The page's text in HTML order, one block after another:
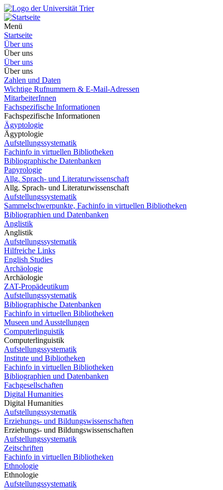
Menü
Startseite
Über uns
Über uns
Über uns
Über uns
Zahlen und Daten
Wichtige Rufnummern & E-Mail-Adressen
MitarbeiterInnen
Fachspezifische Informationen
Fachspezifische Informationen
Ägyptologie
Ägyptologie
Aufstellungssystematik
Fachinfo in virtuellen Bibliotheken
Bibliographische Datenbanken
Papyrologie
Allg. Sprach- und Literaturwissenschaft
Allg. Sprach- und Literaturwissenschaft
Aufstellungssystematik
Sammelschwerpunkte, Fachinfo in virtuellen Bibliotheken
Bibliographien und Datenbanken
Anglistik
Anglistik
Aufstellungssystematik
Hilfreiche Links
English Studies
Archäologie
Archäologie
ZAT-Propädeutikum
Aufstellungssystematik
Bibliographische Datenbanken
Fachinfo in virtuellen Bibliotheken
Museen und Ausstellungen
Computerlinguistik
Computerlinguistik
Aufstellungssystematik
Institute und Bibliotheken
Fachinfo in virtuellen Bibliotheken
Bibliographien und Datenbanken
Fachgesellschaften
Digital Humanities
Digital Humanities
Aufstellungssystematik
Erziehungs- und Bildungswissenschaften
Erziehungs- und Bildungswissenschaften
Aufstellungssystematik
Zeitschriften
Fachinfo in virtuellen Bibliotheken
Ethnologie
Ethnologie
Aufstellungssystematik